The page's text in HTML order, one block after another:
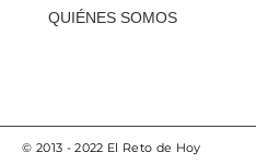
QUIÉNES SOMOS
© 2013 - 2022 El Reto de Hoy